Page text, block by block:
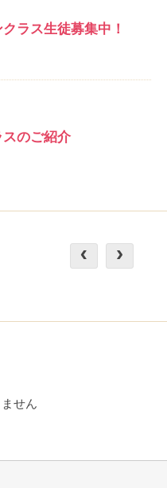
ラス生徒募集中！
のご紹介
せん